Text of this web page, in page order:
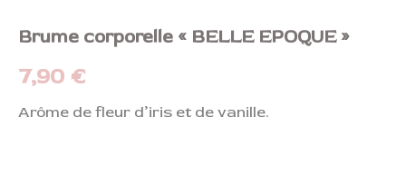
Brume corporelle « BELLE EPOQUE »
7,90 €
Arôme de fleur d’iris et de vanille.